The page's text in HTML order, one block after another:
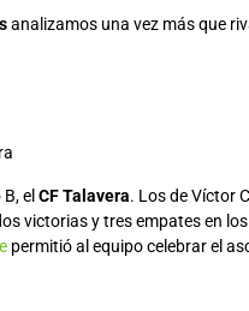
analizamos una vez más que
el CF Talavera. Los de Víctor
victorias y tres empates en
permitió al equipo celebrar el